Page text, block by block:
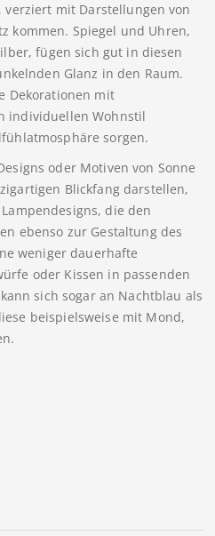
verziert mit Darstellungen von
kommen. Spiegel und Uhren,
fügen sich gut in diesen
Glanz in den Raum.
Dekorationen mit
individuellen Wohnstil
sorgen.
oder Motiven von Sonne
Blickfang darstellen,
die den
ebenso zur Gestaltung des
weniger dauerhafte
oder Kissen in passenden
sich sogar an Nachtblau als
beispielsweise mit Mond,